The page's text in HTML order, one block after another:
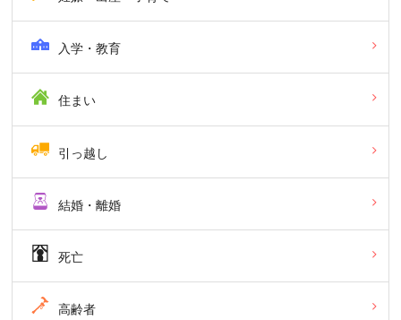
入学・教育
住まい
引っ越し
結婚・離婚
死亡
高齢者